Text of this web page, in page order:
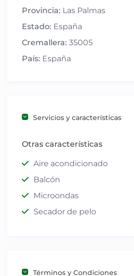
Provincia: Las Palmas
Estado: España
Cremallera: 35005
País: España
Servicios y características
Otras características
Aire acondicionado
Balcón
Microondas
Secador de pelo
Términos y Condiciones